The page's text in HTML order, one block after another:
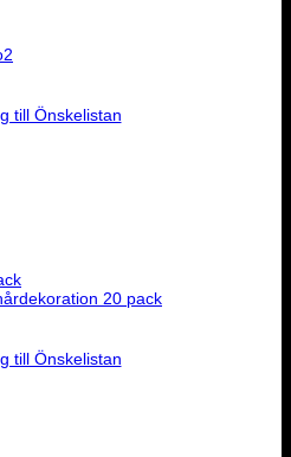
till Önskelistan
till Önskelistan